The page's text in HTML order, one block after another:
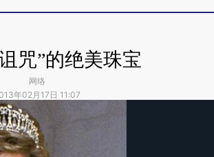
咒”的绝美珠宝
网络
年02月17日 11:07